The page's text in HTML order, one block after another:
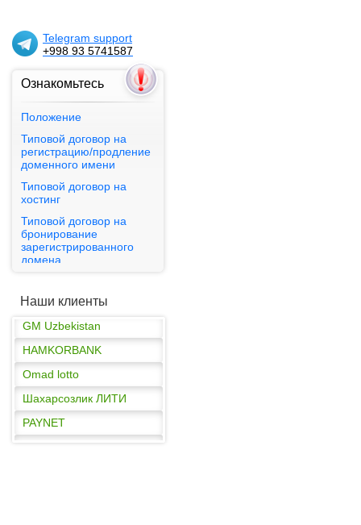
Telegram support
+998 93 5741587
Ознакомьтесь
Положение
Типовой договор на
регистрацию/продление
доменного имени
Типовой договор на
хостинг
Типовой договор на
бронирование
зарегистрированного
домена
Наши клиенты
PAYNET
GM Uzbekistan
Omad lotto
Шахарсозлик ЛИТИ
GM Uzbekistan
HAMKORBANK
Omad lotto
Шахарсозлик ЛИТИ
PAYNET
GM Uzbekistan